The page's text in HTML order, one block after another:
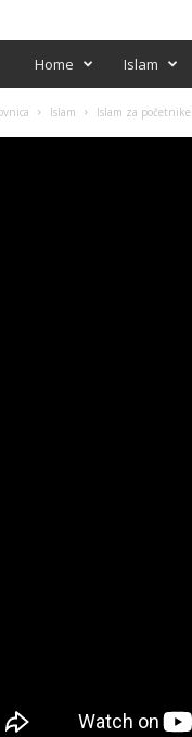
e
Home Islam
Islam Islam za početnike